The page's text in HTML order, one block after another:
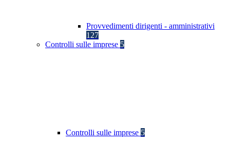
Provvedimenti dirigenti - amministrativi
127
Controlli sulle imprese 5
Controlli sulle imprese 5